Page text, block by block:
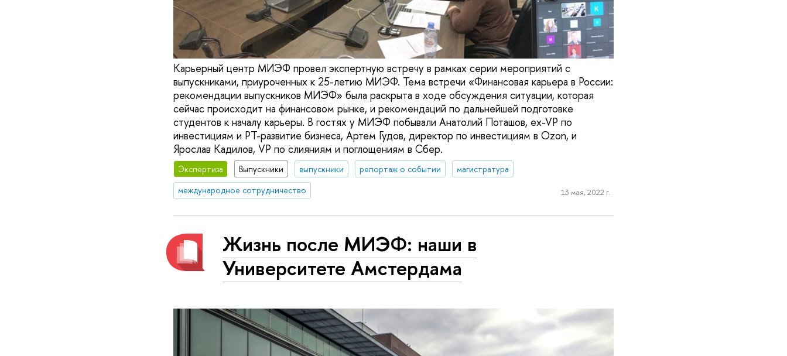
Карьерный центр МИЭФ провел экспертную встречу в рамках серии мероприятий с
выпускниками, приуроченных к 25-летию МИЭФ. Тема встречи «Финансовая карьера в России:
рекомендации выпускников МИЭФ» была раскрыта в ходе обсуждения ситуации, которая
сейчас происходит на финансовом рынке, и рекомендаций по дальнейшей подготовке
студентов к началу карьеры. В гостях у МИЭФ побывали Анатолий Поташов, ex-VP по
инвестициям и РТ-развитие бизнеса, Артем Гудов, директор по инвестициям в Ozon, и
Ярослав Кадилов, VP по слияниям и поглощениям в Сбер.
Экспертиза Выпускники выпускники репортаж о событии
магистратура
международное сотрудничество
13 мая, 2022 г.
Жизнь после МИЭФ: наши в
Университете Амстердама